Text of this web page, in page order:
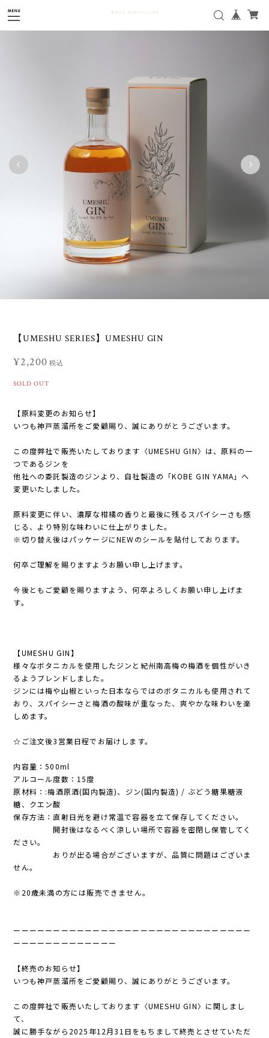
【UMESHU SERIES】UMESHU GIN
¥2,200 税込
SOLD OUT
【原料変更のお知らせ】
いつも神戸蒸溜所をご愛顧賜り、誠にありがとうございます。
この度弊社で販売いたしております〈UMESHU GIN〉は、原料の一
つであるジンを
他社への委託製造のジンより、自社製造の「KOBE GIN YAMA」へ
変更いたしました。
原料変更に伴い、濃厚な柑橘の香りと最後に残るスパイシーさも感
じる、より特別な味わいに仕上がりました。
※切り替え後はパッケージにNEWのシールを貼付しております。
何卒ご理解を賜りますようお願い申し上げます。
今後ともご愛顧を賜りますよう、何卒よろしくお願い申し上げま
す。
【UMESHU GIN】
様々なボタニカルを使用したジンと紀州南高梅の梅酒を個性がいき
るようブレンドしました。
ジンには梅や山椒といった日本ならではのボタニカルも使用されて
おり、スパイシーさと梅酒の酸味が重なった、爽やかな味わいを楽
しめます。
☆ご注文後3営業日程でお届けします。
内容量：500ml
アルコール度数：15度
原材料：:梅酒原酒(国内製造)、ジン(国内製造) / ぶどう糖果糖液
糖、クエン酸
保存方法：直射日光を避け常温で容器を立て保存してください。
開封後はなるべく涼しい場所で容器を密閉し保管してく
ださい。
おりが出る場合がございますが、品質に問題はございま
せん。
※20歳未満の方には販売できません。
ーーーーーーーーーーーーーーーーーーーーーーーーーーーーーー
ーーーーーーーーーーーーー
【終売のお知らせ】
いつも神戸蒸溜所をご愛顧賜り、誠にありがとうございます。
この度弊社で販売いたしております〈UMESHU GIN〉に関しまし
て、
誠に勝手ながら2025年12月31日をもちまして終売とさせていただ